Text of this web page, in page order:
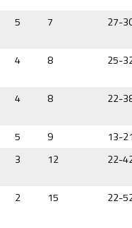
5 7 27-
4 8 25-
4 8 22-
5 9
13-
3 12 22-
2 15 22-